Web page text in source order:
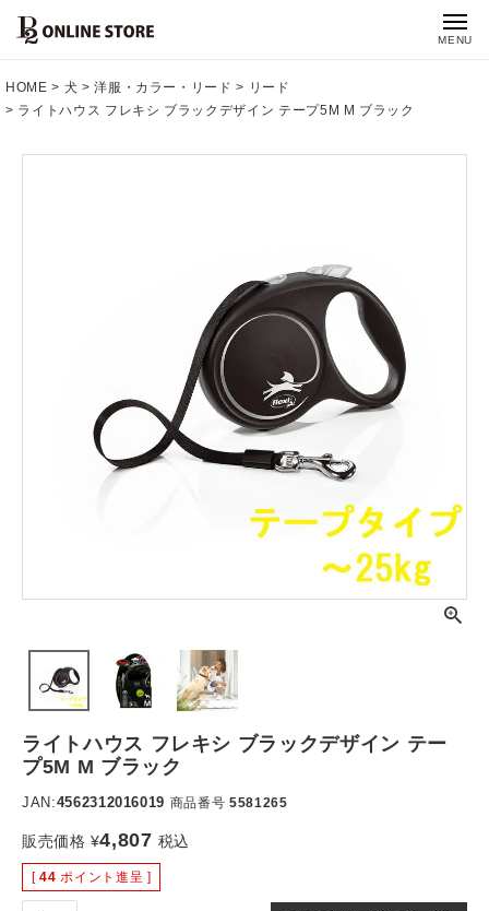
MENU
HOME 犬 洋服・カラー・リード
リード
ライトハウス フレキシ ブラックデザイン テープ5M M ブラック
ライトハウス フレキシ ブラックデザイン テー
プ5M M ブラック
JAN:4562312016019 商品番号 5581265
販売価格 ¥4,807 税込
[ 44 ポイント進呈 ]